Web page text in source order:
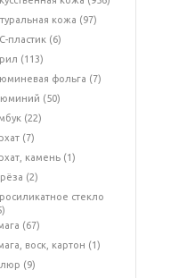
кожа (97)
пластик (6)
(113)
фольга (7)
(50)
(22)
(7)
камень (1)
(2)
стекло
)
(67)
воск, картон (1)
(9)